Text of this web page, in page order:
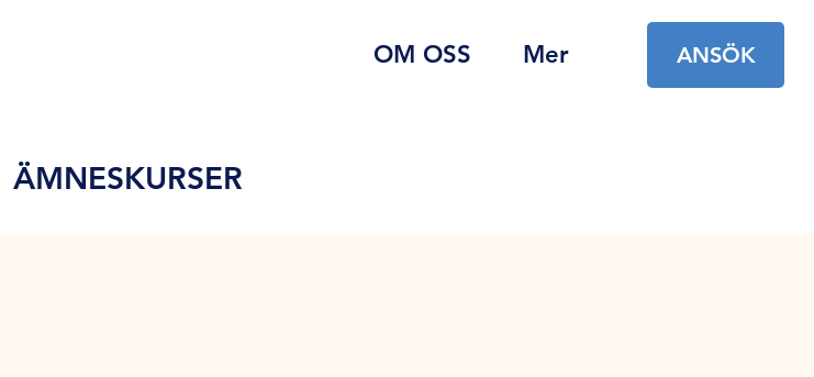
OM OSS Mer ANSÖK
ÄMNESKURSER